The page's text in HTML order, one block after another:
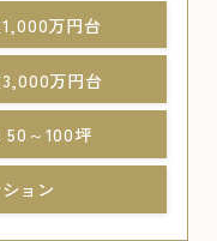
万円台
万円台
50～100坪
ョン